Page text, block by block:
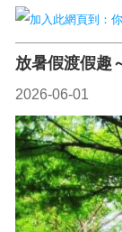
放暑假渡假趣
2026-06-01